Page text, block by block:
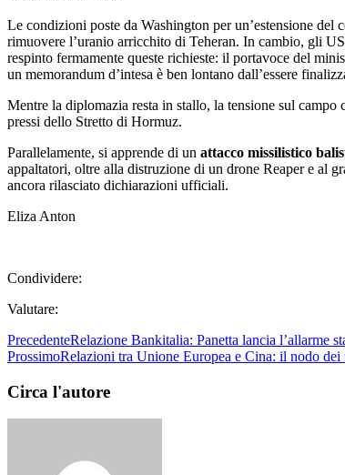
Le condizioni poste da Washington per un’estensione
rimuovere l’uranio arricchito di Teheran. In cambio, gli
respinto fermamente queste richieste: il portavoce del
un memorandum d’intesa è ben lontano dall’essere
Mentre la diplomazia resta in stallo, la tensione sul campo
pressi dello Stretto di Hormuz.
Parallelamente, si apprende di un attacco missilistico
appaltatori, oltre alla distruzione di un drone Reaper e al
ancora rilasciato dichiarazioni ufficiali.
Eliza Anton
Condividere:
Valutare:
PrecedenteRelazione Bankitalia: Panetta lancia l’allarme
ProssimoRelazioni tra Unione Europea e Cina: il nodo
Circa l'autore